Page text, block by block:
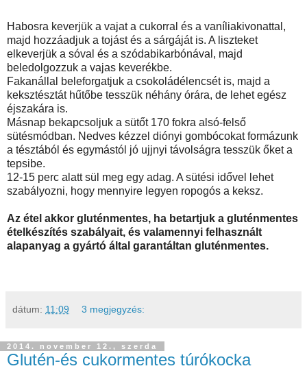
Habosra keverjük a vajat a cukorral és a vaníliakivonattal,
majd hozzáadjuk a tojást és a sárgáját is. A liszteket
elkeverjük a sóval és a szódabikarbónával, majd
beledolgozzuk a vajas keverékbe.
Fakanállal beleforgatjuk a csokoládélencsét is, majd a
keksztésztát hűtőbe tesszük néhány órára, de lehet egész
éjszakára is.
Másnap bekapcsoljuk a sütőt 170 fokra alsó-felső
sütésmódban. Nedves kézzel diónyi gombócokat formázunk
a tésztából és egymástól jó ujjnyi távolságra tesszük őket a
tepsibe.
12-15 perc alatt sül meg egy adag. A sütési idővel lehet
szabályozni, hogy mennyire legyen ropogós a keksz.
Az étel akkor gluténmentes, ha betartjuk a gluténmentes
ételkészítés szabályait, és valamennyi felhasznált
alapanyag a gyártó által garantáltan gluténmentes.
dátum: 11:09 3 megjegyzés:
2014. november 12., szerda
Glutén-és cukormentes túrókocka